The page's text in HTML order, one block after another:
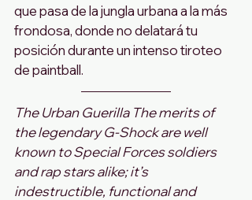
que pasa de la jungla urbana a la más
frondosa, donde no delatará tu
posición durante un intenso tiroteo
de paintball.
The Urban Guerilla The merits of
the legendary G-Shock are well
known to Special Forces soldiers
and rap stars alike; it’s
indestructible, functional and